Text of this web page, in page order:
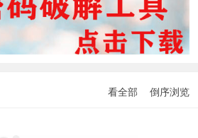
看全部 倒序浏览